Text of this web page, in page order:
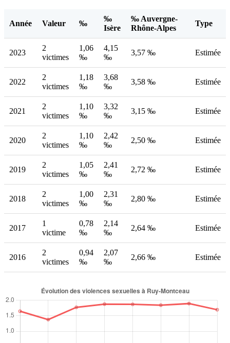
Année Valeur ‰
‰
Isère
‰ Auvergne-
Rhône-Alpes
Type
2023
2
victimes
1,06
‰
4,15
‰
3,57 ‰ Estimée
2022
2
victimes
1,18
‰
3,68
‰
3,58 ‰ Estimée
2021
2
victimes
1,10
‰
3,32
‰
3,15 ‰ Estimée
2020
2
victimes
1,10
‰
2,42
‰
2,50 ‰ Estimée
2019
2
victimes
1,05
‰
2,41
‰
2,72 ‰ Estimée
2018
2
victimes
1,00
‰
2,31
‰
2,80 ‰ Estimée
2017
1
victime
0,78
‰
2,14
‰
2,64 ‰ Estimée
2016
2
victimes
0,94
‰
2,07
‰
2,66 ‰ Estimée